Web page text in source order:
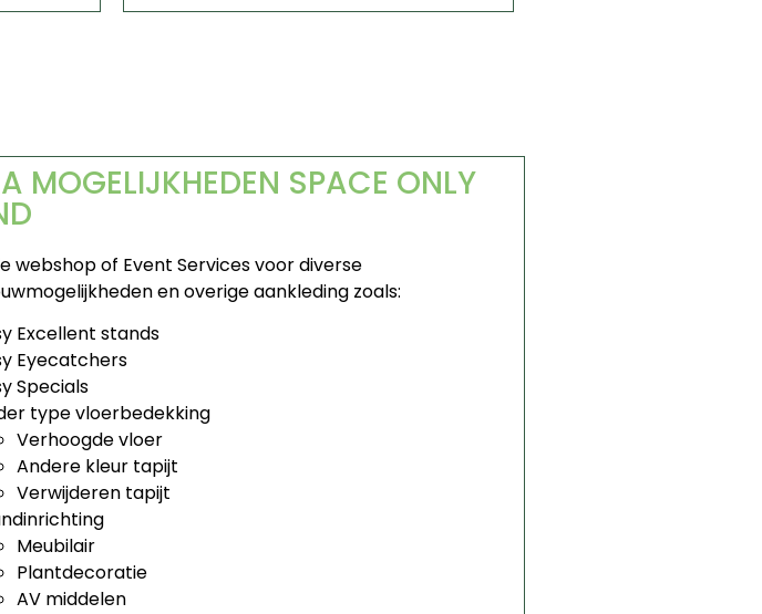
MOGELIJKHEDEN SPACE ONLY
webshop of Event Services voor diverse
en overige aankleding zoals:
Excellent stands
Eyecatchers
Specials
type vloerbedekking
Verhoogde vloer
Andere kleur tapijt
Verwijderen tapijt
Meubilair
Plantdecoratie
AV middelen